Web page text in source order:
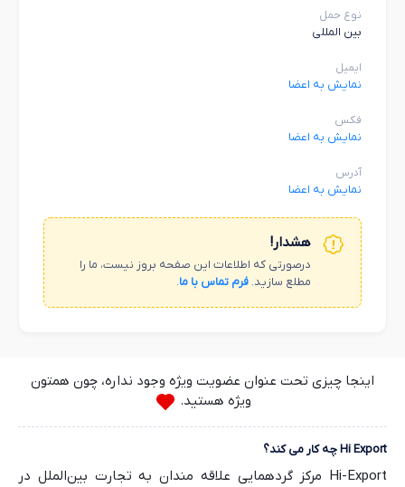
نوع حمل
بین المللی
ایمیل
نمایش به اعضا
فکس
نمایش به اعضا
آدرس
نمایش به اعضا
هشدار!
درصورتی که اطلاعات این صفحه بروز نیست، ما را
مطلع سازید. فرم تماس با ما.
اینجا چیزی تحت عنوان عضویت ویژه وجود نداره، چون همتون
ویژه هستید.
Hi Export چه کار می کند؟
Hi-Export مرکز گردهمایی علاقه مندان به تجارت بین‌الملل در